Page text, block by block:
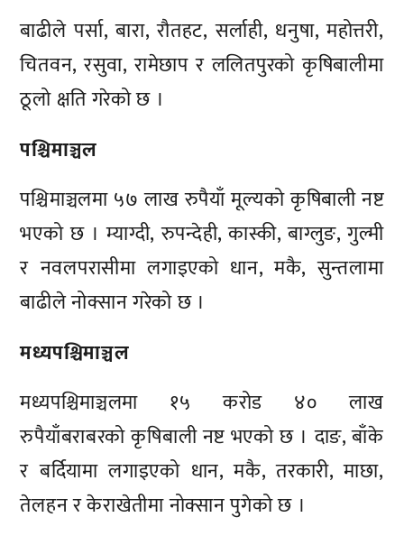
बाढीले पर्सा, बारा, रौतहट, सर्लाही, धनुषा, महोत्तरी,
चितवन, रसुवा, रामेछाप र ललितपुरको कृषिबालीमा
ठूलो क्षति गरेको छ ।
पश्चिमाञ्चल
पश्चिमाञ्चलमा ५७ लाख रुपैयाँ मूल्यको कृषिबाली नष्ट
भएको छ । म्याग्दी, रुपन्देही, कास्की, बाग्लुङ, गुल्मी
र नवलपरासीमा लगाइएको धान, मकै, सुन्तलामा
बाढीले नोक्सान गरेको छ ।
मध्यपश्चिमाञ्चल
मध्यपश्चिमाञ्चलमा १५ करोड ४० लाख
रुपैयाँबराबरको कृषिबाली नष्ट भएको छ । दाङ, बाँके
र बर्दियामा लगाइएको धान, मकै, तरकारी, माछा,
तेलहन र केराखेतीमा नोक्सान पुगेको छ ।